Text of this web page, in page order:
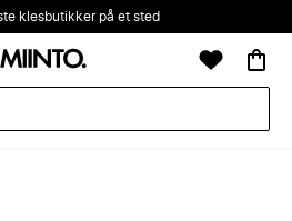
klesbutikker på et sted